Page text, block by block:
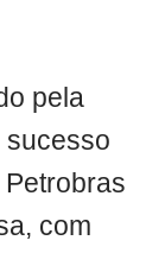
pela
sucesso
com